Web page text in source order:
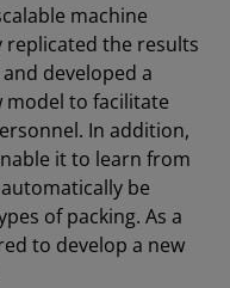
machine
the results
developed a
model to facilitate
In addition,
it to learn from
be
of packing. As a
to develop a new